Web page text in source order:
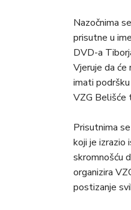
Nazočnima
prisutne u
DVD-a
Vjeruje da
imati
VZG Belišće
Prisutnima
koji je izrazio
skromnošću
organizira
postizanje